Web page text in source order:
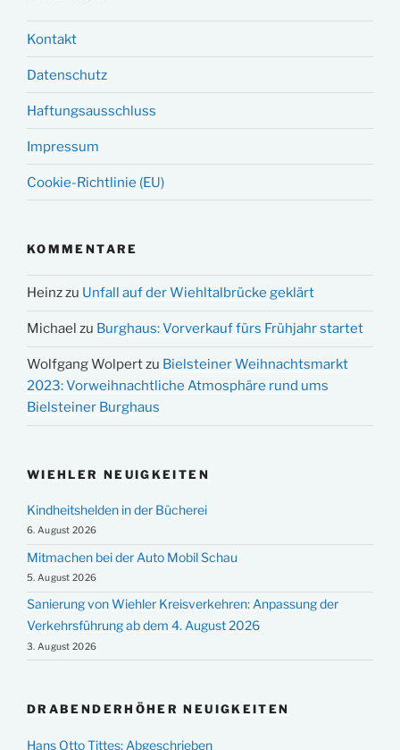
Kontakt
Datenschutz
Haftungsausschluss
Impressum
Cookie-Richtlinie (EU)
KOMMENTARE
Heinzzu Unfall auf der Wiehltalbrücke geklärt
Michael zu Burghaus: Vorverkauf fürs Frühjahr startet
Wolfgang Wolpertzu Bielsteiner Weihnachtsmarkt
2023: Vorweihnachtliche Atmosphäre rund ums
Bielsteiner Burghaus
WIEHLER NEUIGKEITEN
Kindheitshelden in der Bücherei
6. August 2026
Mitmachen bei der Auto Mobil Schau
5. August 2026
Sanierung von Wiehler Kreisverkehren: Anpassung der
Verkehrsführung ab dem 4. August 2026
3. August 2026
DRABENDERHÖHER NEUIGKEITEN
Hans Otto Tittes: Abgeschrieben